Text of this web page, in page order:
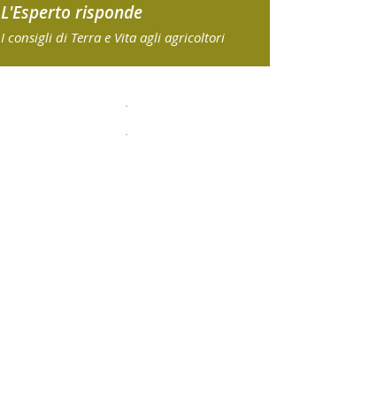
L'Esperto risponde
I consigli di Terra e Vita agli agricoltori